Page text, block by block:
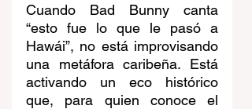
Cuando Bad Bunny canta
“esto fue lo que le pasó a
Hawái”, no está improvisando
una metáfora caribeña. Está
activando un eco histórico
que, para quien conoce el